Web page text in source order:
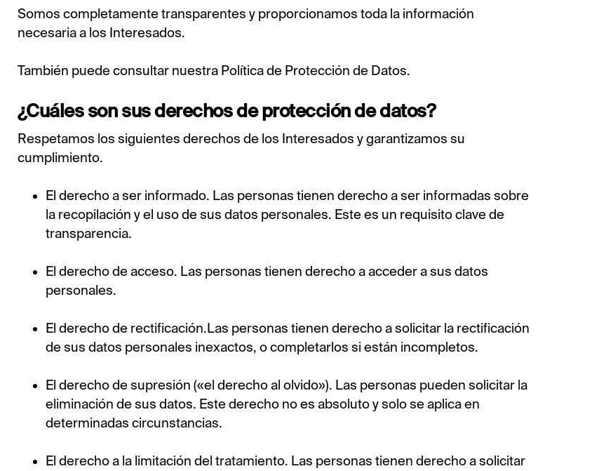
Somos completamente transparentes y proporcionamos toda la información
necesaria a los Interesados.
También puede consultar nuestra Política de Protección de Datos.
¿Cuáles son sus derechos de protección de datos?
Respetamos los siguientes derechos de los Interesados y garantizamos su
cumplimiento.
El derecho a ser informado. Las personas tienen derecho a ser informadas sobre
la recopilación y el uso de sus datos personales. Este es un requisito clave de
transparencia.
El derecho de acceso. Las personas tienen derecho a acceder a sus datos
personales.
El derecho de rectificación.Las personas tienen derecho a solicitar la rectificación
de sus datos personales inexactos, o completarlos si están incompletos.
El derecho de supresión («el derecho al olvido»). Las personas pueden solicitar la
eliminación de sus datos. Este derecho no es absoluto y solo se aplica en
determinadas circunstancias.
El derecho a la limitación del tratamiento. Las personas tienen derecho a solicitar